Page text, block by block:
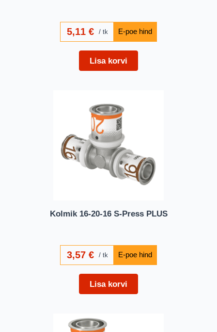
5,11€ tk
Lisa korvi
Kolmik 16-20-16 S-Press PLUS
3,57€ tk
Lisa korvi